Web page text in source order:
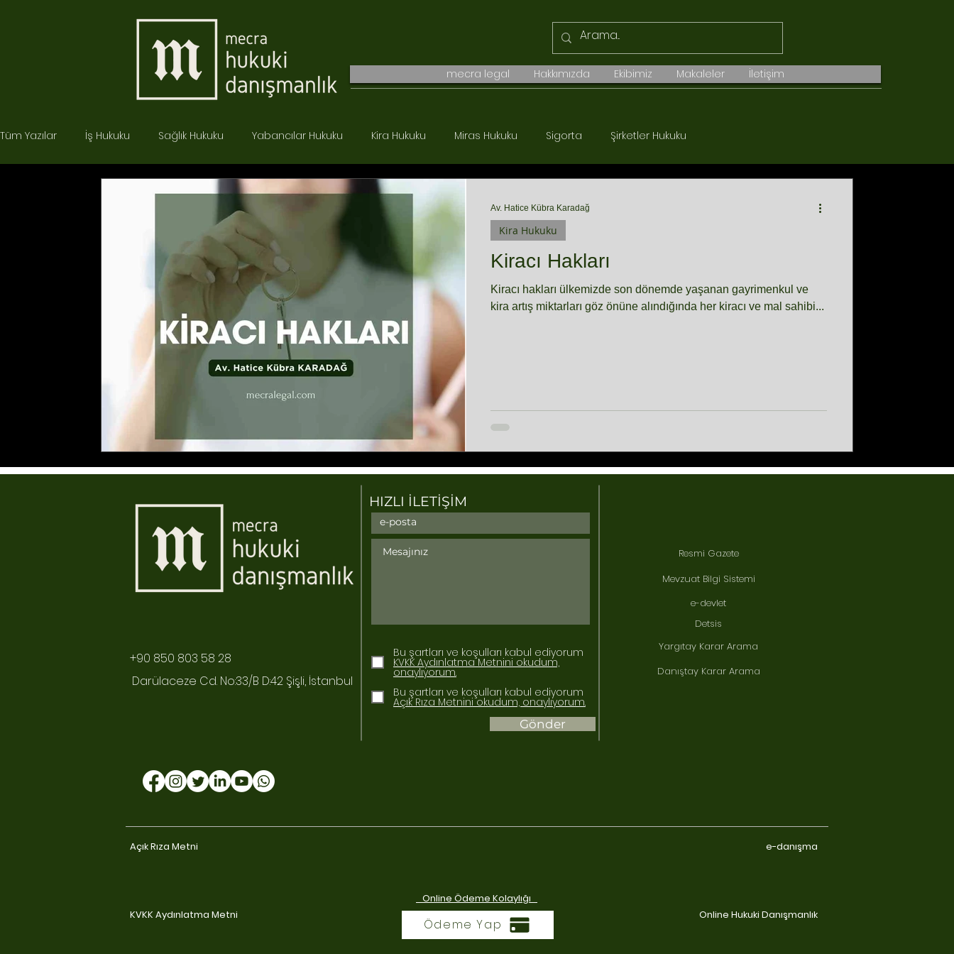
mecra legal Hakkımızda Ekibimiz Makaleler İletişim
Tüm Yazılar İş Hukuku Sağlık Hukuku Yabancılar Hukuku Kira Hukuku Miras Hukuku Sigorta Şirketler Hukuku
İdare Hukuku Tüketici Hukuku Boşanma Hukuku Ticaret Hukuku
Kiracı Hakları
Kiracı hakları ülkemizde son dönemde yaşanan gayrimenkul ve
kira artış miktarları göz önüne alındığında her kiracı ve mal sahibi...
Kira Hukuku
Av. Hatice Kübra Karadağ
Bu şartları ve koşulları kabul ediyorum
KVKK Aydınlatma Metnini okudum,
onaylıyorum.
Bu şartları ve koşulları kabul ediyorum
Açık Rıza Metnini okudum, onaylıyorum.
Gönder
HIZLI İLETİŞİM
Resmi Gazete
Mevzuat Bilgi Sistemi
e-devlet
Detsis
Yargıtay Karar Arama
Danıştay Karar Arama
+90 850 803 58 28
Darülaceze Cd. No:33/B D:42 Şişli, İstanbul
Açık Rıza Metni e-danışma
Online Ödeme Kolaylığı
KVKK Aydınlatma Metni
Ödeme Yap
Online Hukuki Danışmanlık